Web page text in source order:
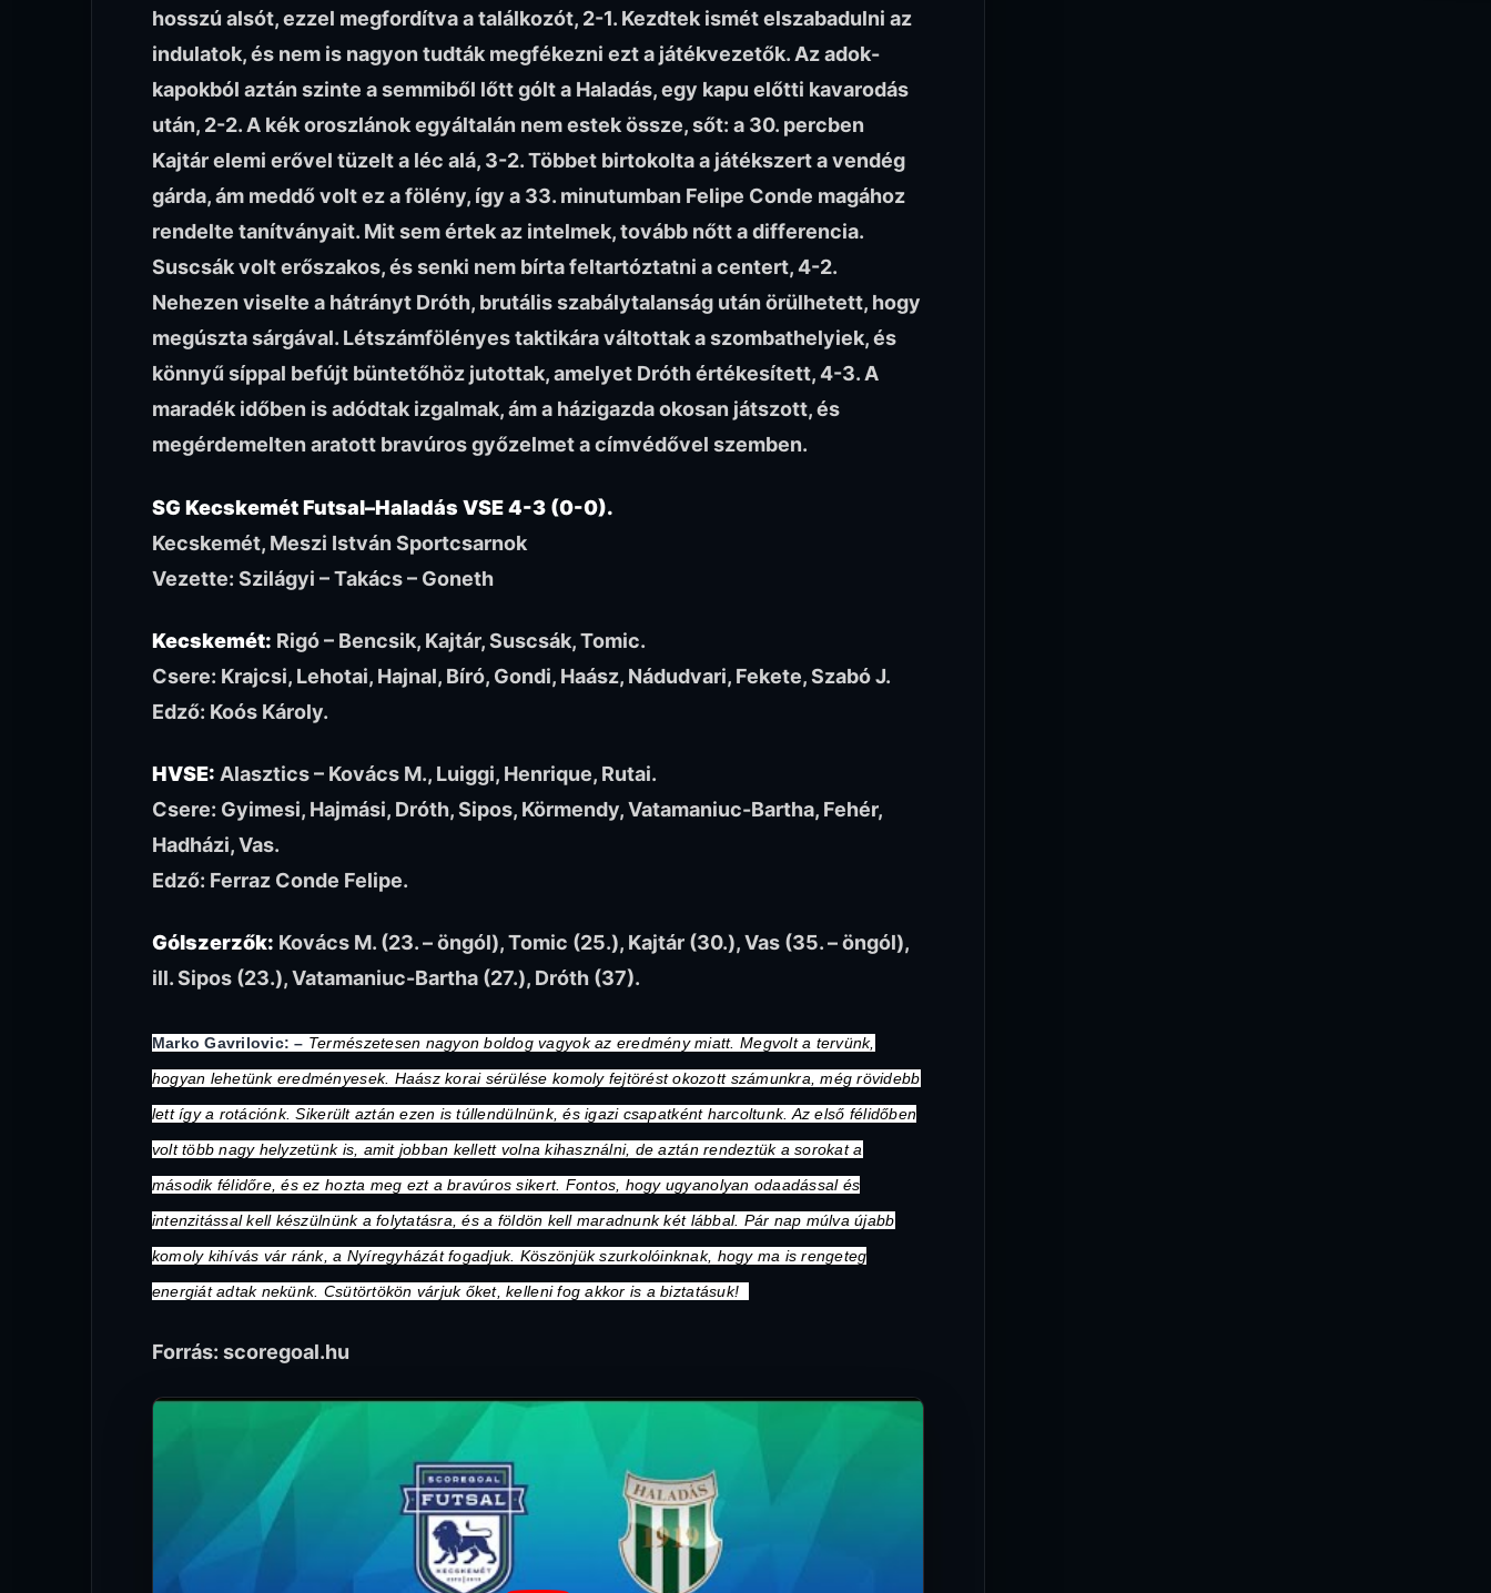
hosszú alsót, ezzel megfordítva a találkozót, 2-1. Kezdtek ismét elszabadulni az
indulatok, és nem is nagyon tudták megfékezni ezt a játékvezetők. Az adok-
kapokból aztán szinte a semmiből lőtt gólt a Haladás, egy kapu előtti kavarodás
után, 2-2. A kék oroszlánok egyáltalán nem estek össze, sőt: a 30. percben
Kajtár elemi erővel tüzelt a léc alá, 3-2. Többet birtokolta a játékszert a vendég
gárda, ám meddő volt ez a fölény, így a 33. minutumban Felipe Conde magához
rendelte tanítványait. Mit sem értek az intelmek, tovább nőtt a differencia.
Suscsák volt erőszakos, és senki nem bírta feltartóztatni a centert, 4-2.
Nehezen viselte a hátrányt Dróth, brutális szabálytalanság után örülhetett, hogy
megúszta sárgával. Létszámfölényes taktikára váltottak a szombathelyiek, és
könnyű síppal befújt büntetőhöz jutottak, amelyet Dróth értékesített, 4-3. A
maradék időben is adódtak izgalmak, ám a házigazda okosan játszott, és
megérdemelten aratott bravúros győzelmet a címvédővel szemben.
SG Kecskemét Futsal–Haladás VSE 4-3 (0-0).
Kecskemét, Meszi István Sportcsarnok
Vezette: Szilágyi – Takács – Goneth
Kecskemét: Rigó – Bencsik, Kajtár, Suscsák, Tomic.
Csere: Krajcsi, Lehotai, Hajnal, Bíró, Gondi, Haász, Nádudvari, Fekete, Szabó J.
Edző: Koós Károly.
HVSE: Alasztics – Kovács M., Luiggi, Henrique, Rutai.
Csere: Gyimesi, Hajmási, Dróth, Sipos, Körmendy, Vatamaniuc-Bartha, Fehér,
Hadházi, Vas.
Edző: Ferraz Conde Felipe.
Gólszerzők: Kovács M. (23. – öngól), Tomic (25.), Kajtár (30.), Vas (35. – öngól),
ill. Sipos (23.), Vatamaniuc-Bartha (27.), Dróth (37).
Marko Gavrilovic: – Természetesen nagyon boldog vagyok az eredmény miatt. Megvolt a tervünk,
hogyan lehetünk eredményesek. Haász korai sérülése komoly fejtörést okozott számunkra, még rövidebb
lett így a rotációnk. Sikerült aztán ezen is túllendülnünk, és igazi csapatként harcoltunk. Az első félidőben
volt több nagy helyzetünk is, amit jobban kellett volna kihasználni, de aztán rendeztük a sorokat a
második félidőre, és ez hozta meg ezt a bravúros sikert. Fontos, hogy ugyanolyan odaadással és
intenzitással kell készülnünk a folytatásra, és a földön kell maradnunk két lábbal. Pár nap múlva újabb
komoly kihívás vár ránk, a Nyíregyházát fogadjuk. Köszönjük szurkolóinknak, hogy ma is rengeteg
energiát adtak nekünk. Csütörtökön várjuk őket, kelleni fog akkor is a biztatásuk!
Forrás: scoregoal.hu